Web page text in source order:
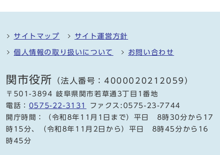
サイトマップ サイト運営方針
個人情報の取り扱いについて お問い合わせ
関市役所 （法人番号：4000020212059）
〒501-3894 岐阜県関市若草通3丁目1番地
電話： 0575-22-3131
ファクス:0575-23-7744
開庁時間：（令和8年11月1日まで）平日 8時30分から17
時15分、（令和8年11月2日から）平日 8時45分から16
時45分